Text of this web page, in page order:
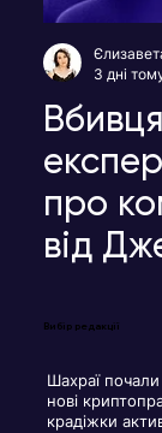
про
від
3 дні
Вибір редакції
Шахраї
нові
крадіжки